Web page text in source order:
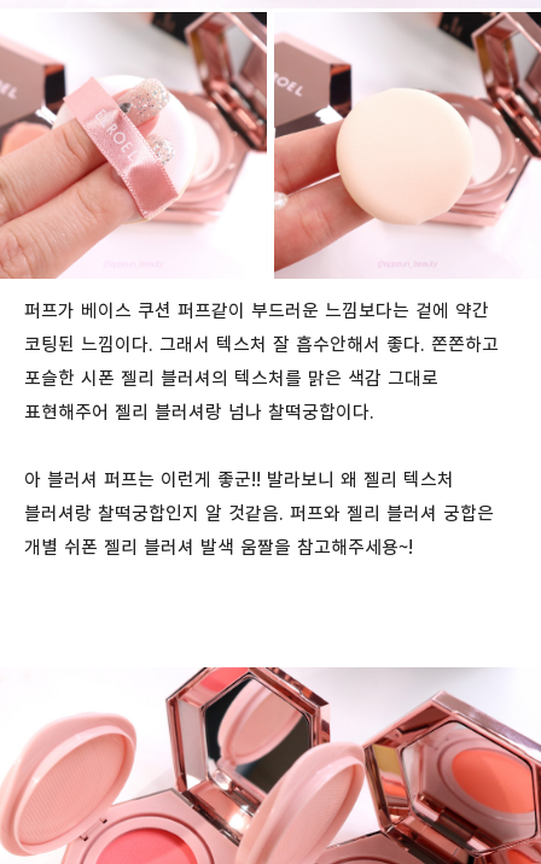
퍼프가 베이스 쿠션 퍼프같이 부드러운 느낌보다는 겉에 약간
코팅된 느낌이다. 그래서 텍스처 잘 흡수안해서 좋다. 쫀쫀하고
포슬한 시폰 젤리 블러셔의 텍스처를 맑은 색감 그대로
표현해주어 젤리 블러셔랑 넘나 찰떡궁합이다.
아 블러셔 퍼프는 이런게 좋군!! 발라보니 왜 젤리 텍스처
블러셔랑 찰떡궁합인지 알 것같음. 퍼프와 젤리 블러셔 궁합은
개별 쉬폰 젤리 블러셔 발색 움짤을 참고해주세용~!